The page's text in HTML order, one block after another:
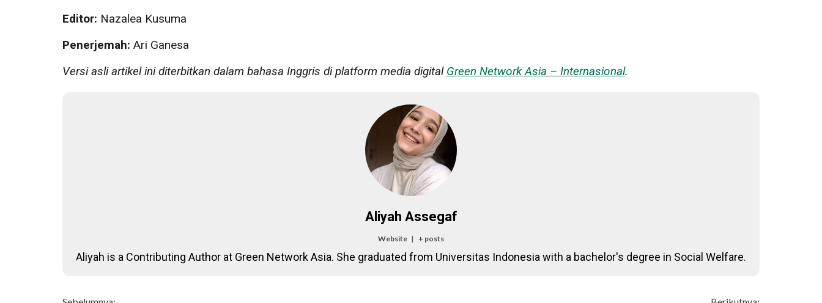
Editor: Nazalea Kusuma
Penerjemah: Ari Ganesa
Versi asli artikel ini diterbitkan dalam bahasa Inggris di platform media digital Green Network Asia – Internasional.
Aliyah Assegaf
Website | + posts
Aliyah is a Contributing Author at Green Network Asia. She graduated from Universitas Indonesia with a bachelor's degree in Social Welfare.